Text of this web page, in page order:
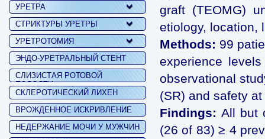
УРЕТРА
СТРИКТУРЫ УРЕТРЫ
УРЕТРОТОМИЯ
ЭНДО-УРЕТРАЛЬНЫЙ СТЕНТ
СЛИЗИСТАЯ РОТОВОЙ
ПОЛОСТИ
СКЛЕРОТИЧЕСКИЙ ЛИХЕН
ВРОЖДЕННОЕ ИСКРИВЛЕНИЕ
НЕДЕРЖАНИЕ МОЧИ У МУЖЧИН
graft (TEOMG)
etiology, location,
Methods: 99
experience
observational
(SR) and safety
Findings:All but
(26 of 83) ≥ 4